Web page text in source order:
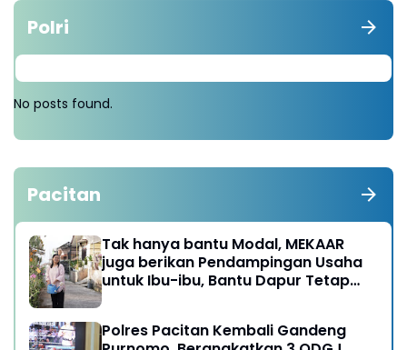
Polri
No posts found.
Pacitan
Tak hanya bantu Modal, MEKAAR
juga berikan Pendampingan Usaha
untuk Ibu-ibu, Bantu Dapur Tetap
Polres Pacitan Kembali Gandeng